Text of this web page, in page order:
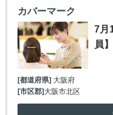
カバーマーク
7月
員
[都道府県] 大阪府
[市区郡] 大阪市北区